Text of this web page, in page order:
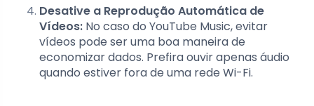
Desative a Reprodução Automática de
Vídeos: No caso do YouTube Music, evitar
vídeos pode ser uma boa maneira de
economizar dados. Prefira ouvir apenas áudio
quando estiver fora de uma rede Wi-Fi.